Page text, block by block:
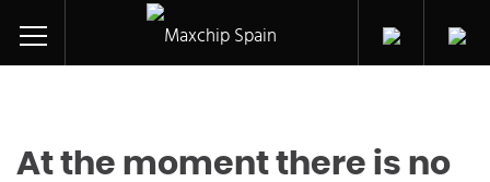
At the moment there is no